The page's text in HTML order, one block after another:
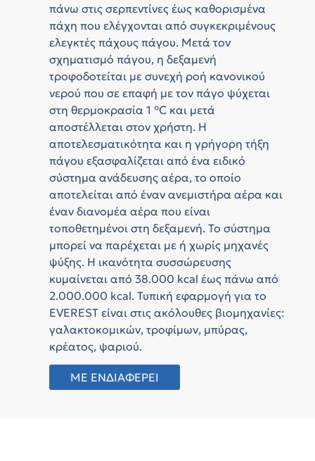
πάνω στις σερπεντίνες έως καθορισμένα
πάχη που ελέγχονται από συγκεκριμένους
ελεγκτές πάχους πάγου. Μετά τον
σχηματισμό πάγου, η δεξαμενή
τροφοδοτείται με συνεχή ροή κανονικού
νερού που σε επαφή με τον πάγο ψύχεται
στη θερμοκρασία 1 °C και μετά
αποστέλλεται στον χρήστη. Η
αποτελεσματικότητα και η γρήγορη τήξη
πάγου εξασφαλίζεται από ένα ειδικό
σύστημα ανάδευσης αέρα, το οποίο
αποτελείται από έναν ανεμιστήρα αέρα και
έναν διανομέα αέρα που είναι
τοποθετημένοι στη δεξαμενή. Το σύστημα
μπορεί να παρέχεται με ή χωρίς μηχανές
ψύξης. Η ικανότητα συσσώρευσης
κυμαίνεται από 38.000 kcal έως πάνω από
2.000.000 kcal. Τυπική εφαρμογή για το
EVEREST είναι στις ακόλουθες βιομηχανίες:
γαλακτοκομικών, τροφίμων, μπύρας,
κρέατος, ψαριού.
ΜΕ ΕΝΔΙΑΦΕΡΕΙ